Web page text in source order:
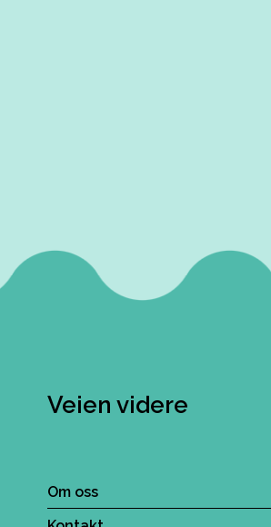
Veien videre
Om oss